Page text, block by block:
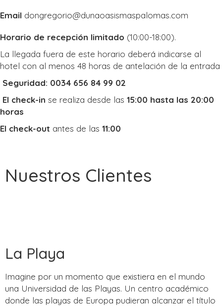
Email dongregorio@dunaoasismaspalomas.com
Horario de recepción limitado (10:00-18:00).
La llegada fuera de este horario deberá indicarse al
hotel con al menos 48 horas de antelación de la entrada
Seguridad: 0034 656 84 99 02
El check-in se realiza desde las 15:00 hasta las 20:00
horas
El check-out antes de las 11:00
Nuestros Clientes
La Playa
Imagine por un momento que existiera en el mundo
una Universidad de las Playas. Un centro académico
donde las playas de Europa pudieran alcanzar el título